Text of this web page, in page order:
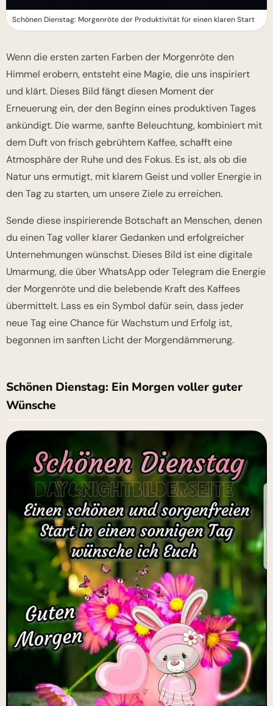
Schönen Dienstag: Morgenröte der Produktivität für einen klaren Start
Wenn die ersten zarten Farben der Morgenröte den
Himmel erobern, entsteht eine Magie, die uns inspiriert
und klärt. Dieses Bild fängt diesen Moment der
Erneuerung ein, der den Beginn eines produktiven Tages
ankündigt. Die warme, sanfte Beleuchtung, kombiniert mit
dem Duft von frisch gebrühtem Kaffee, schafft eine
Atmosphäre der Ruhe und des Fokus. Es ist, als ob die
Natur uns ermutigt, mit klarem Geist und voller Energie in
den Tag zu starten, um unsere Ziele zu erreichen.
Sende diese inspirierende Botschaft an Menschen, denen
du einen Tag voller klarer Gedanken und erfolgreicher
Unternehmungen wünschst. Dieses Bild ist eine digitale
Umarmung, die über WhatsApp oder Telegram die Energie
der Morgenröte und die belebende Kraft des Kaffees
übermittelt. Lass es ein Symbol dafür sein, dass jeder
neue Tag eine Chance für Wachstum und Erfolg ist,
begonnen im sanften Licht der Morgendämmerung.
Schönen Dienstag: Ein Morgen voller guter
Wünsche